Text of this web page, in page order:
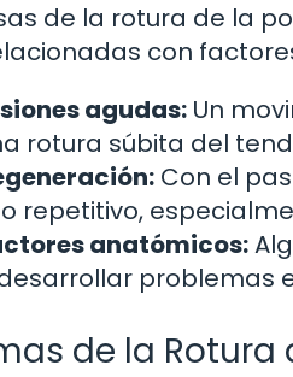
de la rotura de la
con
agudas: Un
rotura súbita del
Con el
repetitivo,
anatómicos:
problemas
de la Rotura